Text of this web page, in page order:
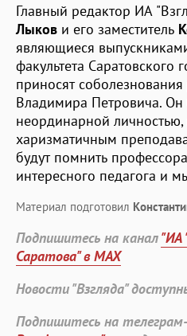
Главный редактор ИА
Лыков и его заместитель
являющиеся
факультета Саратовского
приносят
Владимира Петровича.
неординарной
харизматичным
будут помнить
интересного педагога и
Материал подготовил
Подпишитесь на канал"ИА
Саратова" в MAX
Новости "Взгляда"
Подпишитесь на